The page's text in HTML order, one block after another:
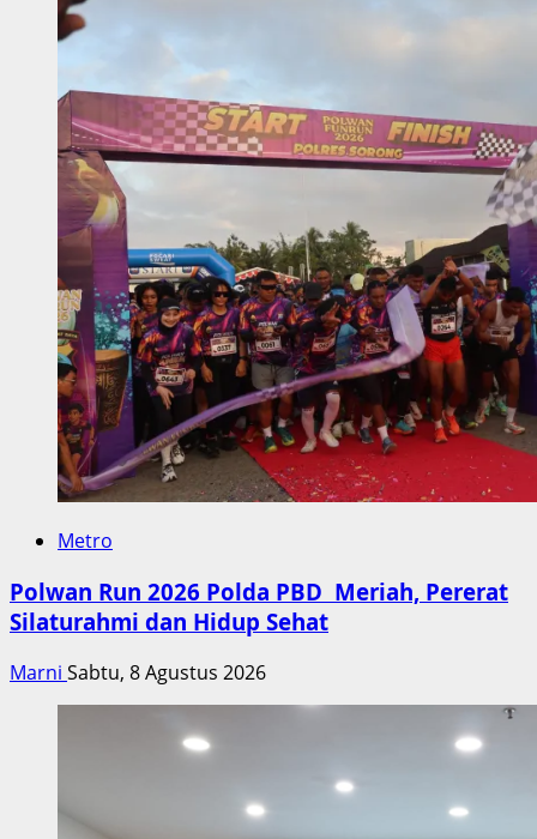
Metro
Polwan Run 2026 Polda PBD Meriah, Pererat
Silaturahmi dan Hidup Sehat
Marni Sabtu, 8 Agustus 2026